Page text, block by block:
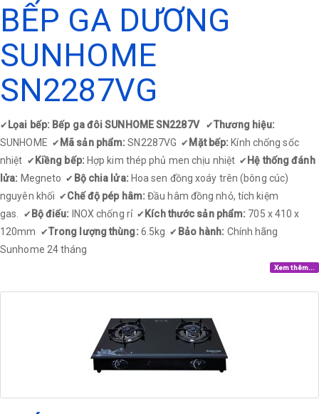
BẾP GA DƯƠNG
SUNHOME
SN2287VG
✔ Lọai bếp: Bếp ga đôi SUNHOME SN2287V ✔Thương hiệu:
SUNHOME ✔ Mã sản phẩm:SN2287VG ✔ Mặt bếp:Kính chống sốc
nhiệt ✔ Kiềng bếp: Hợp kim thép phủ men chịu nhiệt ✔ Hệ thống đánh
lửa: Megneto ✔ Bộ chia lửa: Hoa sen đồng xoáy trên (bông cúc)
nguyên khối ✔ Chế độ pép hâm: Đầu hâm đồng nhỏ, tích kiệm
gas.
✔ Bộ điếu: INOX chống rỉ ✔ Kích thước sản phẩm: 705 x 410 x
120mm ✔Trong lượng thùng: 6.5kg ✔ Bảo hành: Chính hãng
Sunhome 24 tháng​
Xem thêm...